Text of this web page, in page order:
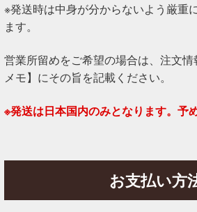
※発送時は中身が分からないよう厳重
ます。
営業所留めをご希望の場合は、注文
メモ】にその旨を記載ください。
※発送は日本国内のみとなります。予
お支払い方